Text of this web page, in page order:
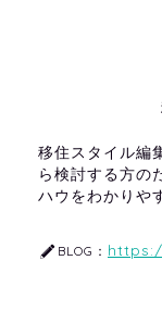
移住スタイル編
ら検討する方の
ハウをわかりや
BLOG：